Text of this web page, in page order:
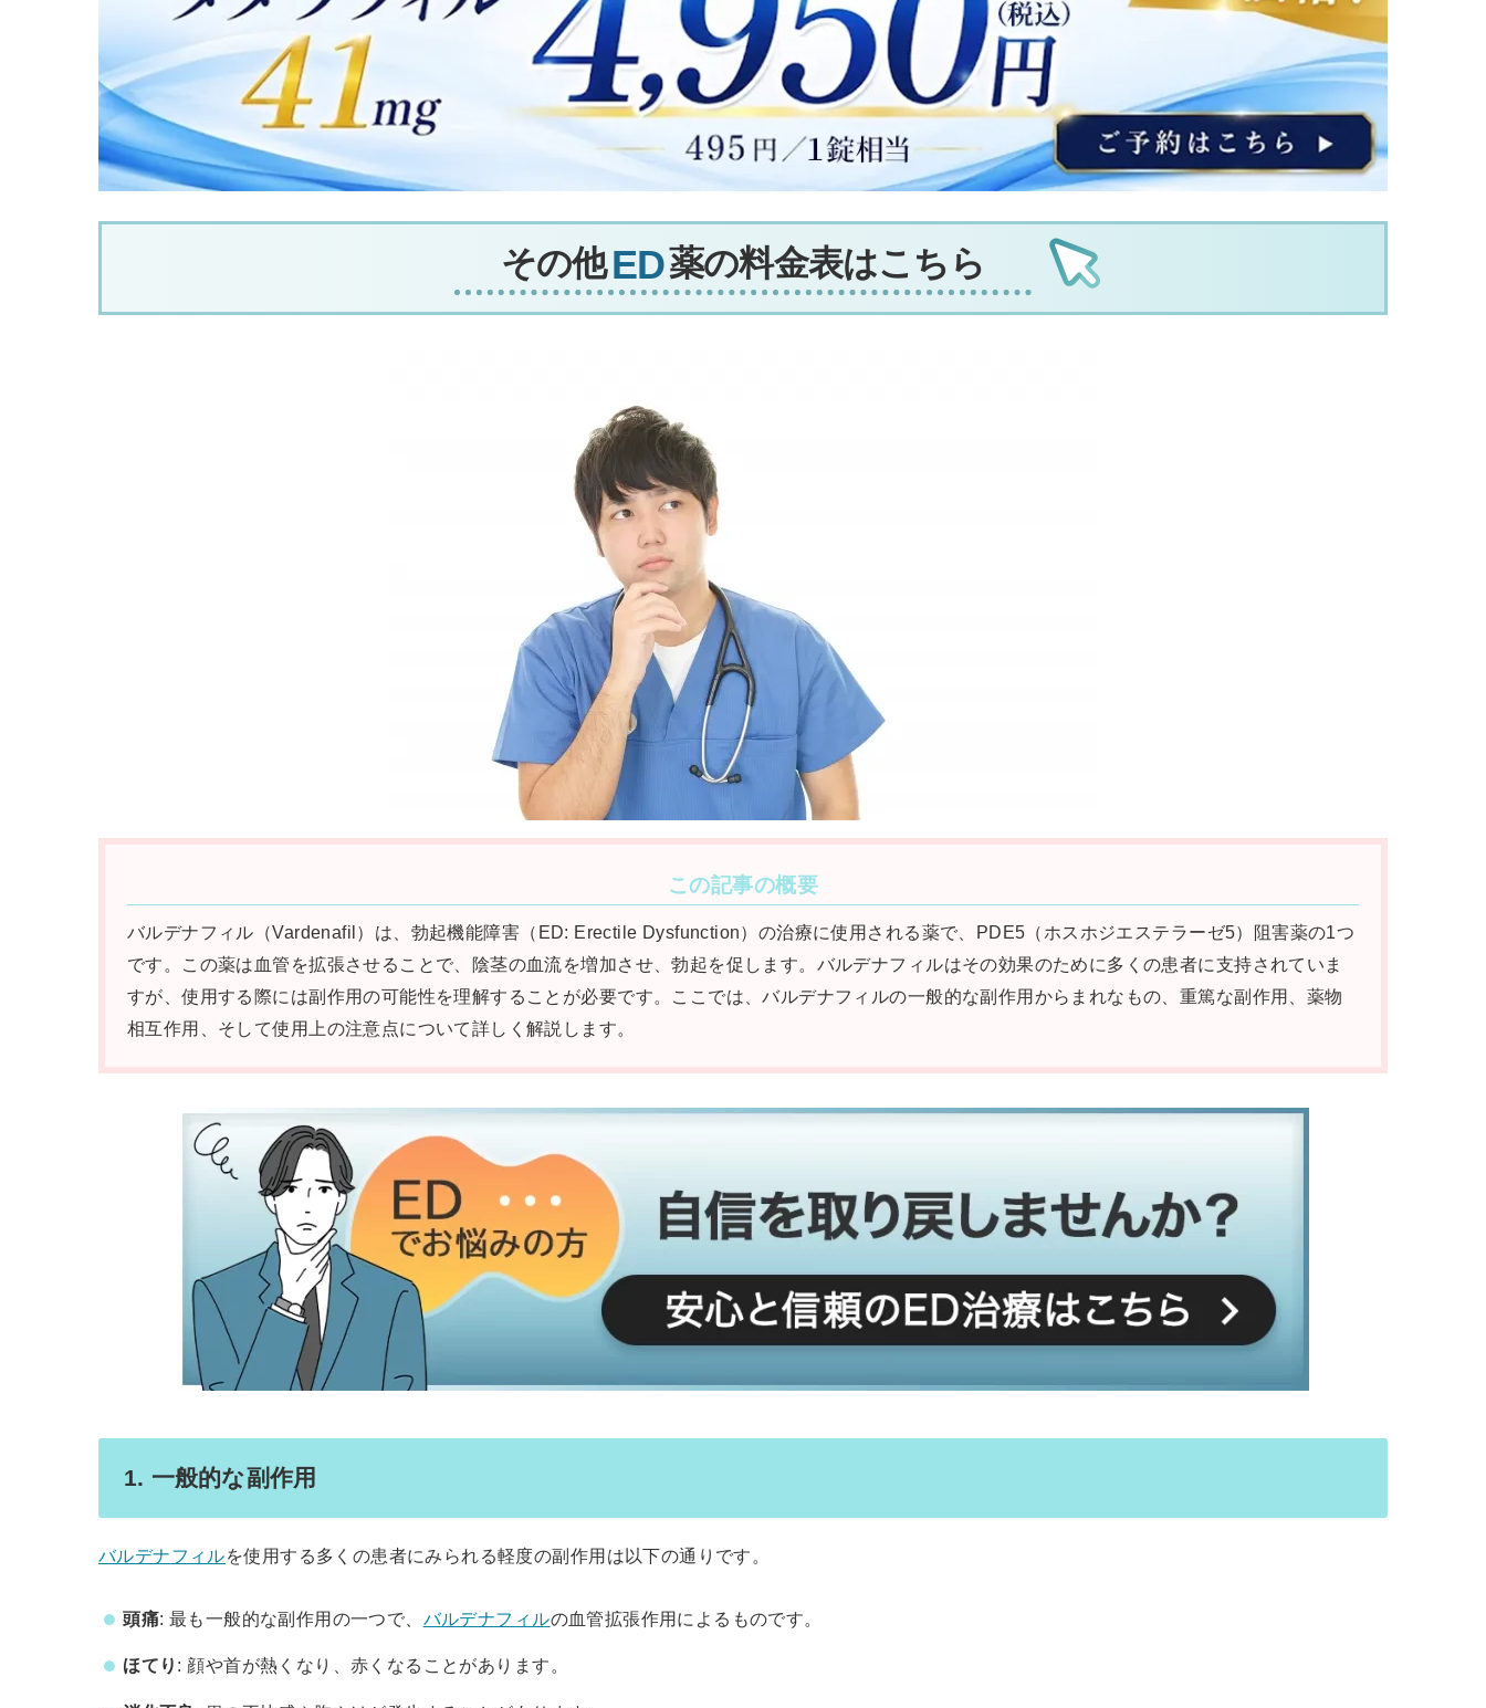
その他 薬の料金表はこちら
この記事の概要
バルデナフィル（Vardenafil）は、勃起機能障害（ED: Erectile Dysfunction）の治療に使用される薬で、PDE5（ホスホジエステラーゼ5）阻害薬の1つ
です。この薬は血管を拡張させることで、陰茎の血流を増加させ、勃起を促します。バルデナフィルはその効果のために多くの患者に支持されていま
すが、使用する際には副作用の可能性を理解することが必要です。ここでは、バルデナフィルの一般的な副作用からまれなもの、重篤な副作用、薬物
相互作用、そして使用上の注意点について詳しく解説します。
1. 一般的な副作用
バルデナフィルを使用する多くの患者にみられる軽度の副作用は以下の通りです。
頭痛: 最も一般的な副作用の一つで、 バルデナフィルの血管拡張作用によるものです。
ほてり : 顔や首が熱くなり、赤くなることがあります。